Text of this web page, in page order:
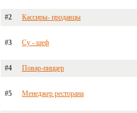
#2 Кассиры- продавцы
#3 Су - шеф
#4 Повар-пиццер
#5 Менеджер ресторана